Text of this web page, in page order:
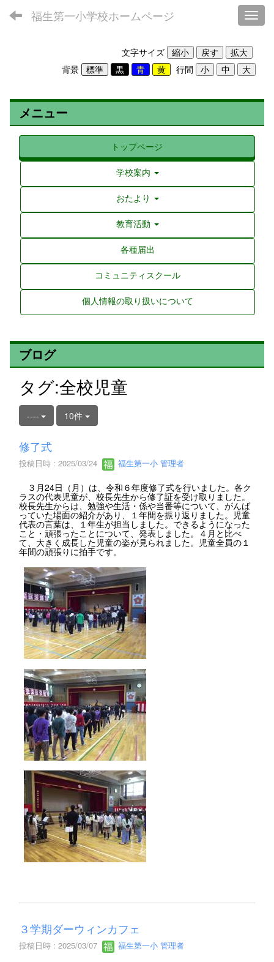
福生第一小学校ホームページ
文字サイズ
背景
行間
メニュー
トップページ
学校案内
おたより
教育活動
各種届出
コミュニティスクール
個人情報の取り扱いについて
ブログ
タグ:全校児童
---- 10件
修了式
投稿日時 : 2025/03/24 福生第一小 管理者
３月24日（月）は、令和６年度修了式を行いました。各ク
ラスの代表児童が、校長先生から修了証を受け取りました。
校長先生からは、勉強や生活・係や当番等について、がんば
っていた場面の紹介があり、１年間を振り返りました。児童
代表の言葉は、１年生が担当しました。できるようになった
こと・頑張ったことについて、発表しました。４月と比べ
て、大きく成長した児童の姿が見られました。児童全員の１
年間の頑張りに拍手です。
３学期ダーウィンカフェ
投稿日時 : 2025/03/07 福生第一小 管理者